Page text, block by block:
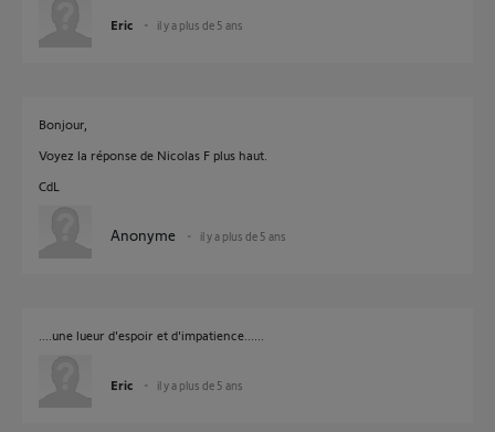
Eric il y a plus de 5 ans
Bonjour,
Voyez la réponse de Nicolas F plus haut.
CdL
Anonyme il y a plus de 5 ans
....une lueur d'espoir et d'impatience......
Eric il y a plus de 5 ans